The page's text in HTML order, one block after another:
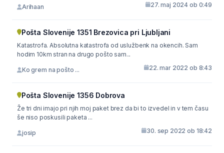
Arihaan 27. maj 2024 ob 0:49
Pošta Slovenije 1351 Brezovica pri Ljubljani
Katastrofa. Absolutna katastrofa od uslužbenk na okencih. Sam
hodim 10km stran na drugo pošto sam...
Ko grem na pošto ... 22. mar 2022 ob 8:43
Pošta Slovenije 1356 Dobrova
Že tri dni imajo pri njih moj paket brez da bi to izvedel in v tem času
še niso poskusili paketa ...
josip 30. sep 2022 ob 18:42